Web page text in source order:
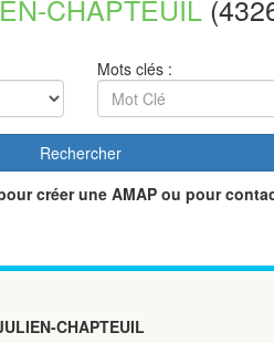
CHAPTEUIL
Mots clés :
Rechercher
créer une AMAP ou pour
CHAPTEUIL